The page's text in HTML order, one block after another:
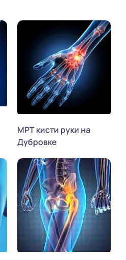
МРТ кисти руки на
Дубровке